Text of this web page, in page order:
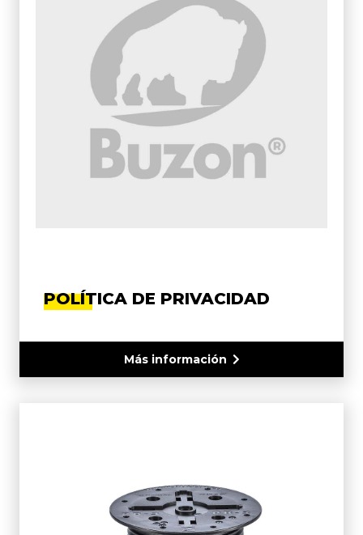
POLÍTICA DE PRIVACIDAD
Más información